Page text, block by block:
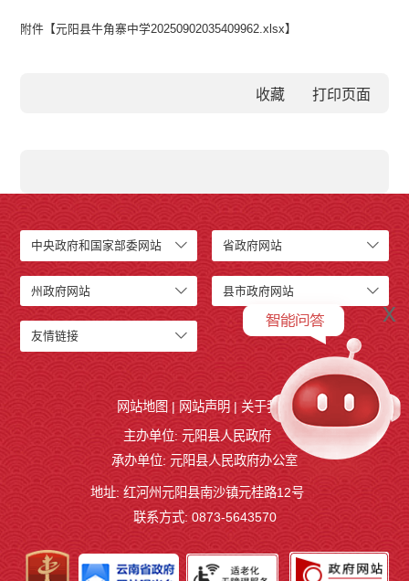
附件【元阳县牛角寨中学20250902035409962.xlsx】
收藏
中央政府和国家部委网站 省政府网站
州政府网站 县市政府网站
友情链接
x
网站地图 | 网站声明 | 关于我们
主办单位: 元阳县人民政府
承办单位: 元阳县人民政府办公室
地址: 红河州元阳县南沙镇元桂路12号
联系方式: 0873-5643570